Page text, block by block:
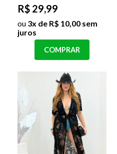
R$ 29,99
ou 3x de R$ 10,00 sem
juros
COMPRAR